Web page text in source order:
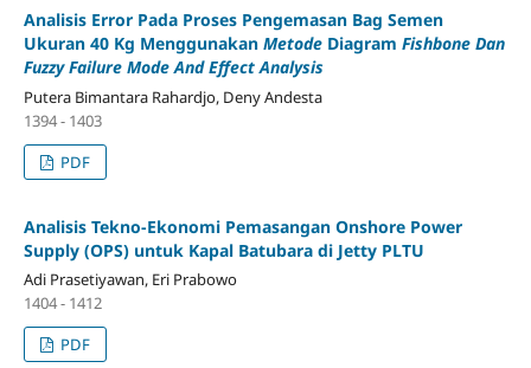
Analisis Error Pada Proses Pengemasan Bag Semen
Ukuran 40 Kg Menggunakan Metode Diagram Fishbone Dan
Fuzzy Failure Mode And Effect Analysis
Putera Bimantara Rahardjo, Deny Andesta
1394 - 1403
PDF
Analisis Tekno-Ekonomi Pemasangan Onshore Power
Supply (OPS) untuk Kapal Batubara di Jetty PLTU
Adi Prasetiyawan, Eri Prabowo
1404 - 1412
PDF